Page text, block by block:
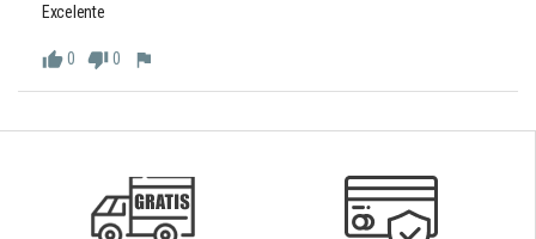
Excelente
thumb_up0 thumb_down0 flag